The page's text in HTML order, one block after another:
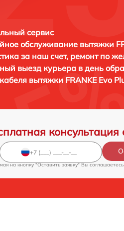
сервис
обслуживание вытяжки
за наш счет, ремонт по
выезд курьера в день
вытяжки FRANKE Evo
на кнопку "Оставить заявку" Вы